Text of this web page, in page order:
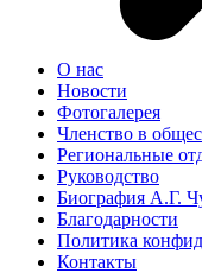
О нас
Новости
Фотогалерея
Членство в
Региональные
Руководство
Биография А.Г.
Благодарности
Политика
Контакты